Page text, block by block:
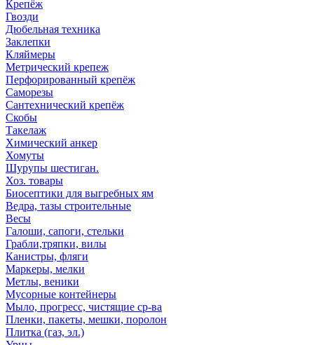
Крепёж
Гвозди
Дюбельная техника
Заклепки
Кляймеры
Метрический крепеж
Перфорированный крепёж
Саморезы
Сантехнический крепёж
Скобы
Такелаж
Химический анкер
Хомуты
Шурупы шестиган.
Хоз. товары
Биосептики для выгребных ям
Ведра, тазы строительные
Весы
Галоши, сапоги, стельки
Грабли,тряпки, вилы
Канистры, фляги
Маркеры, мелки
Метлы, веники
Мусорные контейнеры
Мыло, прогресс, чистящие ср-ва
Пленки, пакеты, мешки, поролон
Плитка (газ, эл.)